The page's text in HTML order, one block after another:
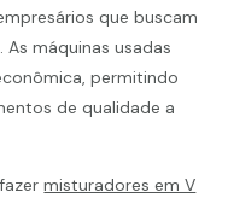
que buscam
máquinas usadas
permitindo
de qualidade a
misturadores em V